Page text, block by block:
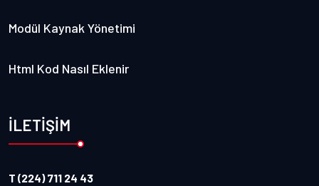
Modül Kaynak Yönetimi
Html Kod Nasıl Eklenir
İLETİŞİM
T (224) 711 24 43